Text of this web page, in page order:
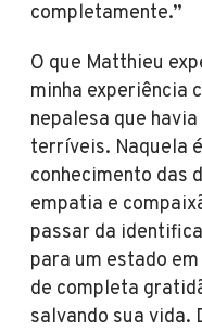
completamente.”
O que Matthieu
minha experiência
nepalesa que
terríveis. Naquela
conhecimento das
empatia e
passar da
para um estado
de completa
salvando sua vida.